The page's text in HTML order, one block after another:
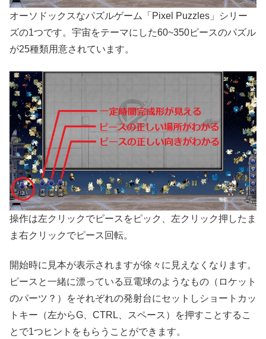
オーソドックスなパズルゲーム「Pixel Puzzles」シリー
ズの1つです。宇宙をテーマにした60~350ピースのパズル
が25種類用意されています。
操作は左クリックでピースをピック、左クリック押したま
ま右クリックでピース回転。
開始時に見本が表示されますが徐々に見えなくなります。
ピースと一緒に漂っている豆電球のようなもの（ロケット
のパーツ？）をそれぞれの発射台にセットしショートカッ
トキー（左からG、CTRL、スペース）を押すことするこ
とで1つヒントをもらうことができます。